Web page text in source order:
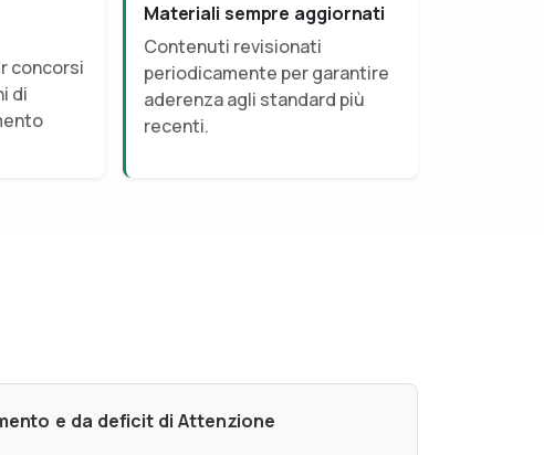
concorsi
di
Materiali sempre aggiornati
Contenuti revisionati
periodicamente per garantire
aderenza agli standard più
recenti.
e da deficit di Attenzione